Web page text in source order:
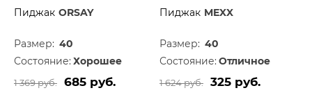
Пиджак ORSAY
Размер: 40
Состояние: Хорошее
1 369 руб. 685 руб.
Пиджак MEXX
Размер: 40
Состояние: Отличное
1 624 руб. 325 руб.